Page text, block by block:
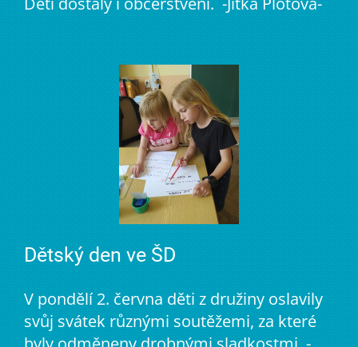
Dětský den ve ŠD
V pondělí 2. června děti z družiny oslavily
svůj svátek různými soutěžemi, za které